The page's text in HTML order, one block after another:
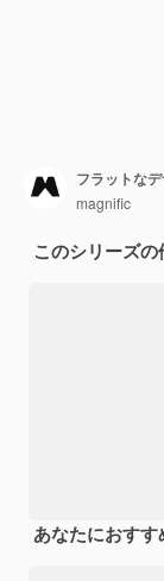
フラットな
magnific
このシリーズ
あなたにおす